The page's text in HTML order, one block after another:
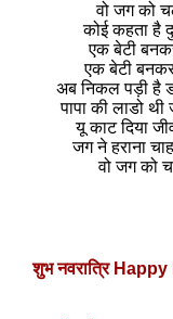
वो जग को
कोई कहता है
एक बेटी
एक बेटी
अब निकल पड़ी है
पापा की लाडो
यू काट दिया
जग ने हराना
वो जग को
शुभ नवरात्रि